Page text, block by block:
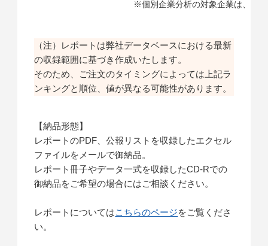
※個別企業分析の対象企業は、特
（注）レポートは弊社データベースにおける最新
の収録範囲に基づき作成いたします。
そのため、ご注文のタイミングによっては上記ラ
ンキングと順位、値が異なる可能性があります。
【納品形態】
レポートのPDF、公報リストを収録したエクセル
ファイルをメールで御納品。
レポート冊子やデータ一式を収録したCD-Rでの
御納品をご希望の場合にはご相談ください。
レポートについてはこちらのページをご覧くださ
い。